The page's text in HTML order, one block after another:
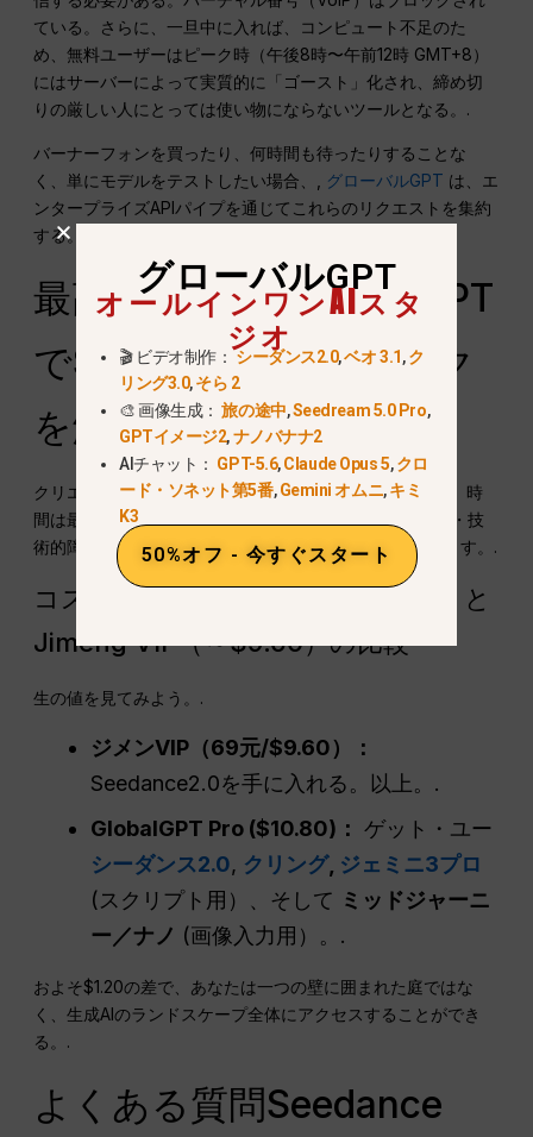
ている。さらに、一旦中に入れば、コンピュート不足のた
め、無料ユーザーはピーク時（午後8時〜午前12時 GMT+8）
にはサーバーによって実質的に「ゴースト」化され、締め切
りの厳しい人にとっては使い物にならないツールとなる。.
バーナーフォンを買ったり、何時間も待ったりすることな
く、単にモデルをテストしたい場合、, グローバルGPT は、エ
ンタープライズAPIパイプを通じてこれらのリクエストを集約
する。.
最高の選択肢：GlobalGPT
でSeedance 2.0のロック
を解除する
クリエイター、マーケティング担当者、開発者にとって、時
間は最も高価なリソースです。GlobalGPTは、地政学的・技
術的障壁を取り除き、Seedance 2.0への架け橋となります。.
コスト分析：GlobalGPT（$10.80）と
Jimeng VIP（～$9.60）の比較
生の値を見てみよう。.
ジメンVIP（69元/$9.60）：
Seedance2.0を手に入れる。以上。.
GlobalGPT Pro ($10.80)： ゲット・ユー
シーダンス2.0, クリング, ジェミニ3プロ
(スクリプト用）、そして ミッドジャーニ
ー／ナノ (画像入力用）。.
およそ$1.20の差で、あなたは一つの壁に囲まれた庭ではな
く、生成AIのランドスケープ全体にアクセスすることができ
る。.
よくある質問Seedance
グローバルGPT
オールインワンAIスタ
ジオ
🎬 ビデオ制作：シーダンス2.0,ベオ 3.1,ク
リング3.0,そら 2
🎨 画像生成：旅の途中,Seedream 5.0 Pro,
GPTイメージ2,ナノバナナ2
AIチャット： GPT-5.6,Claude Opus 5,クロ
ード・ソネット第5番,Gemini オムニ,キミ
K3
50%オフ - 今すぐスタート